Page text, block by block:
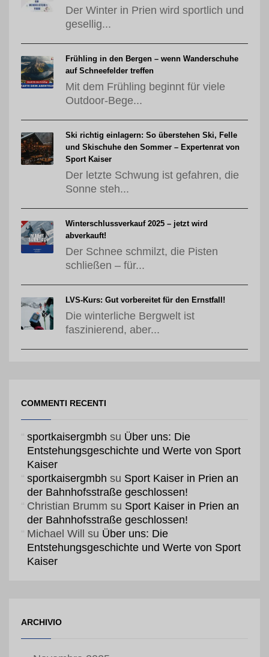
Der Winter in Prien wird sportlich und
gesellig...
Frühling in den Bergen – wenn Wanderschuhe
auf Schneefelder treffen
Mit dem Frühling beginnt für viele
Outdoor-Bege...
Ski richtig einlagern: So überstehen Ski, Felle
und Skischuhe den Sommer – Expertenrat von
Sport Kaiser
Der letzte Schwung ist gefahren, die
Sonne steh...
Winterschlussverkauf 2025 – jetzt wird
abverkauft!
Der Schnee schmilzt, die Pisten
schließen – für...
LVS-Kurs: Gut vorbereitet für den Ernstfall!
Die winterliche Bergwelt ist
faszinierend, aber...
COMMENTI RECENTI
sportkaisergmbh su Über uns: Die
Entstehungsgeschichte und Werte von Sport
Kaiser
sportkaisergmbh su Sport Kaiser in Prien an
der Bahnhofsstraße geschlossen!
Christian Brumm su Sport Kaiser in Prien an
der Bahnhofsstraße geschlossen!
Michael Will
su Über uns: Die
Entstehungsgeschichte und Werte von Sport
Kaiser
ARCHIVIO